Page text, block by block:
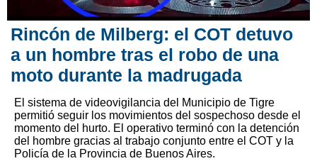
Rincón de Milberg: el COT detuvo
a un hombre tras el robo de una
moto durante la madrugada
El sistema de videovigilancia del Municipio de Tigre
permitió seguir los movimientos del sospechoso desde el
momento del hurto. El operativo terminó con la detención
del hombre gracias al trabajo conjunto entre el COT y la
Policía de la Provincia de Buenos Aires.